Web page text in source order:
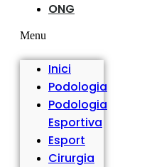
ONG
Menu
Inici
Podologia
Podologia
Esportiva
Esport
Cirurgia